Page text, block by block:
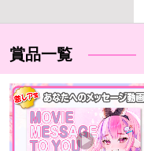
賞品一覧